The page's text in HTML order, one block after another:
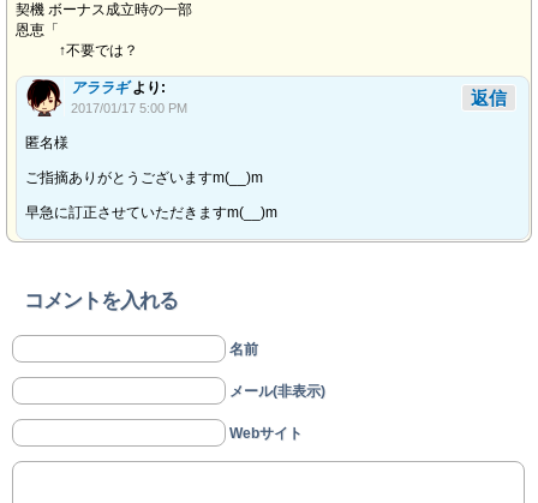
契機 ボーナス成立時の一部
恩恵「
↑不要では？
アララギ より:
2017/01/17 5:00 PM
匿名様
ご指摘ありがとうございますm(__)m
早急に訂正させていただきますm(__)m
返信
コメントを入れる
名前
メール(非表示)
Webサイト